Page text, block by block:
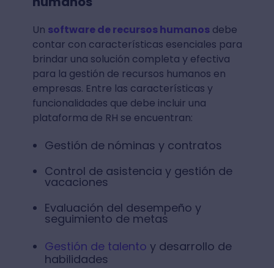
Un software de recursos humanosdebe
contar con características esenciales para
brindar una solución completa y efectiva
para la gestión de recursos humanos en
empresas. Entre las características y
funcionalidades que debe incluir una
plataforma de RH se encuentran:
Gestión de nóminas y contratos
Control de asistencia y gestión de
vacaciones
Evaluación del desempeño y
seguimiento de metas
Gestión de talento y desarrollo de
habilidades